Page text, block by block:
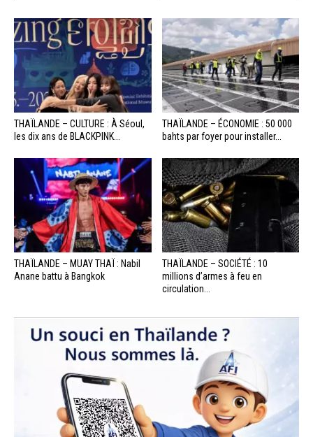
THAÏLANDE – CULTURE : À Séoul,
les dix ans de BLACKPINK...
THAÏLANDE – ÉCONOMIE : 50 000
bahts par foyer pour installer...
THAÏLANDE – MUAY THAÏ : Nabil
Anane battu à Bangkok
THAÏLANDE – SOCIÉTÉ : 10
millions d’armes à feu en
circulation...